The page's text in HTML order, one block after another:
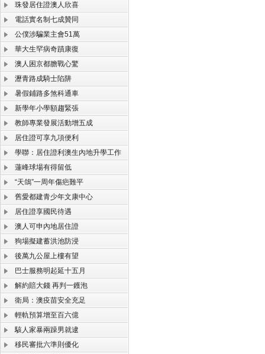
珠發居住證澳人欣喜
電話實名制七成贊同
公僕涉騙業主會51萬
華大生罕病奇蹟康復
澳人困京都膽戰心驚
瀝青路成騎士陷阱
暑假鋪路多煞科通車
新學年小學額趨緊張
教師專業發展活動增五成
居住證可享九項便利
學聯：居住證利澳生內地升學工作
蓮峰球場有得留低
“天鴿”一周年傷疤難平
舊愛都建青少年文康中心
居住證享國民待遇
澳人可申內地居住證
狗場擬建蓄洪池防浸
後萬九公屋上樓有望
巴士服務明起延十五月
解約賠大錢 再判一鑊泡
衛局：澳疫苗安全充足
輕軌預算增至百六億
駭人家暴兩躁男就逮
移民審批六準則優化